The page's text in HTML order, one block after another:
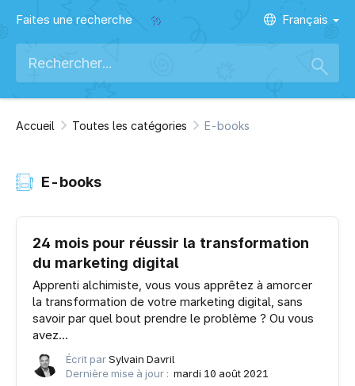
Faites une recherche Français
Accueil Toutes les catégories E-books
E-books
24 mois pour réussir la transformation
du marketing digital
Apprenti alchimiste, vous vous apprêtez à amorcer
la transformation de votre marketing digital, sans
savoir par quel bout prendre le problème ? Ou vous
avez...
Écrit parSylvain Davril
Dernière mise à jour : mardi 10 août 2021